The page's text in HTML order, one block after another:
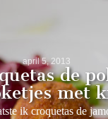
april 5, 2013
de
met
ik croquetas de